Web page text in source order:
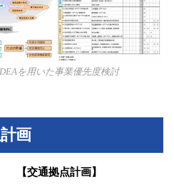
DEAを用いた事業優先度検討
画
【交通拠点計画】